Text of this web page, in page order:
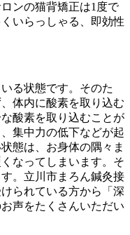
ンの猫背矯正は1度で
いらっしゃる、即効性
る状態です。そのた
体内に酸素を取り込む
酸素を取り込むことが
集中力の低下などが起
態は、お身体の隅々ま
なってしまいます。そ
。立川市まろん鍼灸接
られている方から「深
声をたくさんいただい